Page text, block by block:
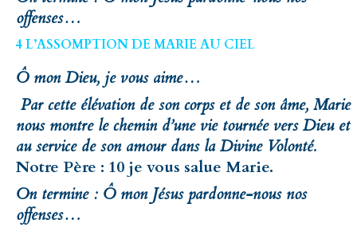
offenses…
4 L’ASSOMPTION DE MARIE AU CIEL
Ô mon Dieu, je vous aime…
Par cette élévation de son corps et de son âme, Marie
nous montre le chemin d’une vie tournée vers Dieu et
au service de son amour dans la Divine Volonté.
Notre Père : 10 je vous salue Marie.
On termine : Ô mon Jésus pardonne-nous nos
offenses…